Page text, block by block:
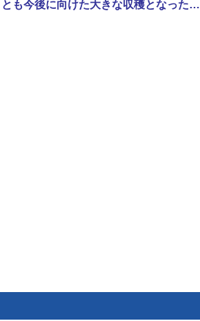
も今後に向けた大きな収穫となった…